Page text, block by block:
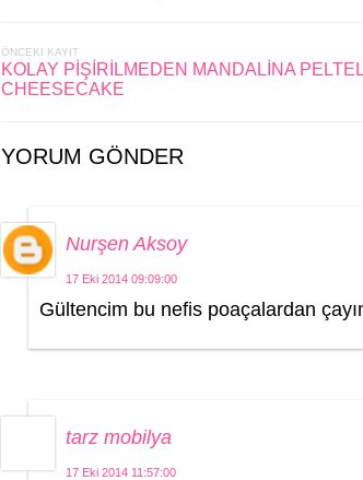
ÖNCEKI KAYIT
KOLAY PİŞİRİLMEDEN MANDALİNA PELTELİ
CHEESECAKE
YORUM GÖNDER
Nurşen Aksoy
17 Eki 2014 09:09:00
Gültencim bu nefis poaçalardan
tarz mobilya
17 Eki 2014 11:57:00